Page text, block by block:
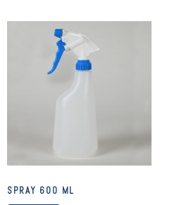
SPRAY 600 ML